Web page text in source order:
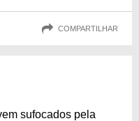
COMPARTILHAR
sufocados pela